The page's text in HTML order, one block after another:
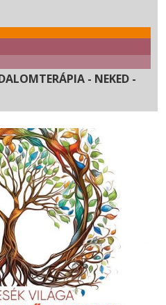
- NEKED -